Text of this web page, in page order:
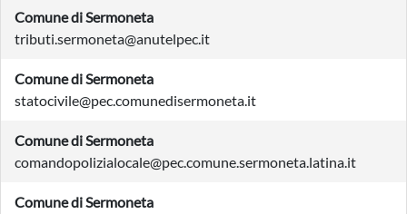
Comune di Sermoneta
tributi.sermoneta@anutelpec.it
Comune di Sermoneta
statocivile@pec.comunedisermoneta.it
Comune di Sermoneta
comandopolizialocale@pec.comune.sermoneta.latina.it
Comune di Sermoneta